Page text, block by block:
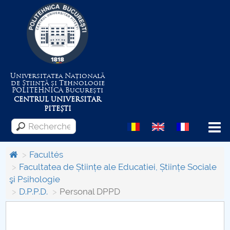
Universitatea Națională
de Știință și Tehnologie
POLITEHNICABucurești
CENTRUL UNIVERSITAR
PITEȘTI
Menu
Despre Universitate
Centrul de Management al Proiectelor
Facultés
Facultatea de Științe ale Educatiei, Științe Sociale
şi Psihologie
D.P.P.D.
Personal DPPD